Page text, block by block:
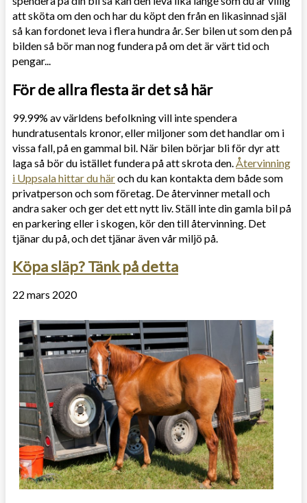
att sköta om den och har du köpt den från en likasinnad själ
så kan fordonet leva i flera hundra år. Ser bilen ut som den på
bilden så bör man nog fundera på om det är värt tid och
pengar...
För de allra flesta är det så här
99.99% av världens befolkning vill inte spendera
hundratusentals kronor, eller miljoner som det handlar om i
vissa fall, på en gammal bil. När bilen börjar bli för dyr att
laga så bör du istället fundera på att skrota den.Återvinning
i Uppsala hittar du häroch du kan kontakta dem både som
privatperson och som företag. De återvinner metall och
andra saker och ger det ett nytt liv. Ställ inte din gamla bil på
en parkering eller i skogen, kör den till återvinning. Det
tjänar du på, och det tjänar även vår miljö på.
Köpa släp? Tänk på detta
22 mars 2020